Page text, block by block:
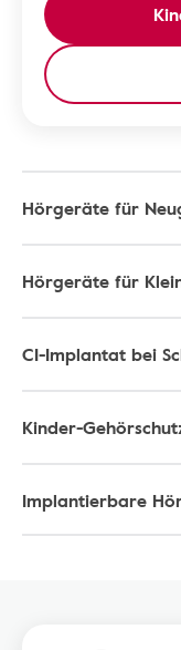
Hörgeräte für
Hörgeräte für
CI-Implantat bei
Kinder-
Implantierbare